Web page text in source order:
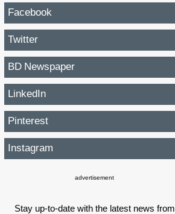
Facebook
Twitter
BD Newspaper
LinkedIn
Pinterest
Instagram
advertisement
Stay up-to-date with the latest news from